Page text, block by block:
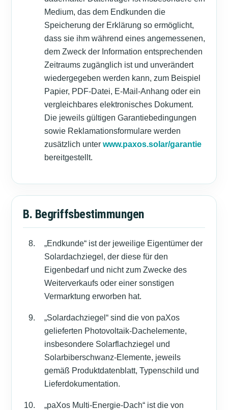
Medium, das dem Endkunden die
Speicherung der Erklärung so ermöglicht,
dass sie ihm während eines angemessenen,
dem Zweck der Information entsprechenden
Zeitraums zugänglich ist und unverändert
wiedergegeben werden kann, zum Beispiel
Papier, PDF-Datei, E-Mail-Anhang oder ein
vergleichbares elektronisches Dokument.
Die jeweils gültigen Garantiebedingungen
sowie Reklamationsformulare werden
zusätzlich unter www.paxos.solar/garantie
bereitgestellt.
B. Begriffsbestimmungen
„Endkunde“ ist der jeweilige Eigentümer der
Solardachziegel, der diese für den
Eigenbedarf und nicht zum Zwecke des
Weiterverkaufs oder einer sonstigen
Vermarktung erworben hat.
„Solardachziegel“ sind die von paXos
gelieferten Photovoltaik-Dachelemente,
insbesondere Solarflachziegel und
Solarbiberschwanz-Elemente, jeweils
gemäß Produktdatenblatt, Typenschild und
Lieferdokumentation.
„paXos Multi-Energie-Dach“ ist die von